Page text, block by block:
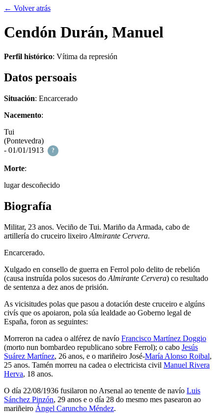
← Volver atrás
Cendón Durán, Manuel
Perfil histórico: Vítima da represión
Datos persoais
Situación: Encarcerado
Nacemento:
Tui
(Pontevedra)
- 01/01/1913
?
Morte:
lugar descoñecido
Biografía
Militar, 23 anos. Veciño de Tui. Mariño da Armada, cabo de
artillería do cruceiro lixeiro Almirante Cervera.
Encarcerado.
Xulgado en consello de guerra en Ferrol polo delito de rebelión
(causa instruída polos sucesos do Almirante Cervera) co resultado
de sentenza a dez anos de prisión.
As vicisitudes polas que pasou a dotación deste cruceiro e algúns
civís que os apoiaron, pola súa lealdade ao Goberno legal de
España, foron as seguintes:
Morreron na cadea o alférez de navío Francisco Martínez Doggio
(morto nun bombardeo republicano sobre Ferrol); o cabo Jesús
Suárez Martínez, 26 anos, e o mariñeiro José-María Alonso Roibal,
25 anos. Tamén morreu na cadea o electricista civil Manuel Rivera
Herva, 18 anos.
O día 22/08/1936 fusilaron no Arsenal ao tenente de navío Luis
Sánchez Pinzón, 29 anos e o día 28 do mesmo mes pasearon ao
mariñeiro Ángel Caruncho Méndez.